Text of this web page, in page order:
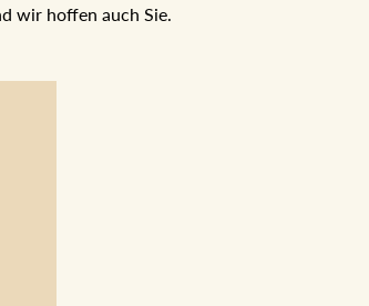
wir hoffen auch Sie.